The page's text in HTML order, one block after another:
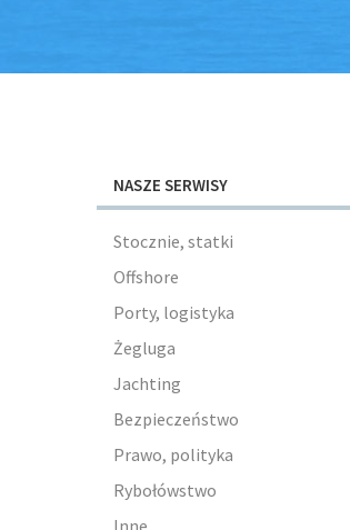
NASZE SERWISY
Stocznie, statki
Offshore
Porty, logistyka
Żegluga
Jachting
Bezpieczeństwo
Prawo, polityka
Rybołówstwo